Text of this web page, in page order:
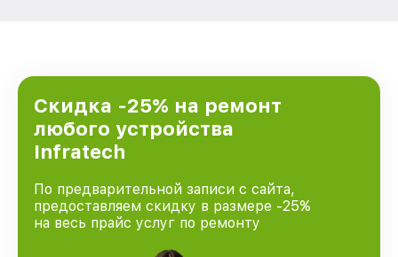
Скидка -25% на ремонт
любого устройства
Infratech
По предварительной записи с сайта,
предоставляем скидку в размере -25%
на весь прайс услуг по ремонту